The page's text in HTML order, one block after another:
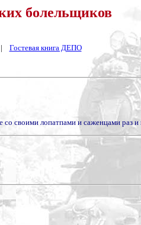
болельщиков
Гостевая книга ДЕПО
своими лопатпами и саженцами раз и